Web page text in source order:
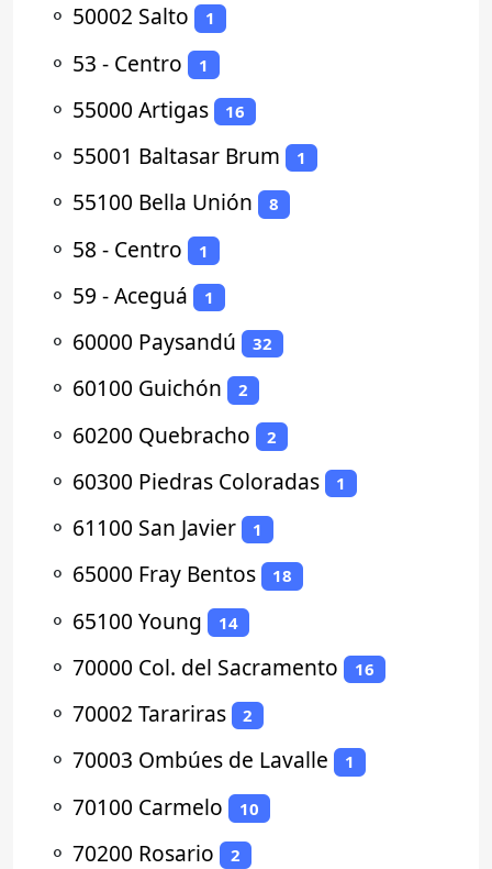
⚬ 50002 Salto 1
⚬ 53 - Centro 1
⚬ 55000 Artigas 16
⚬ 55001 Baltasar Brum 1
⚬ 55100 Bella Unión 8
⚬ 58 - Centro 1
⚬ 59 - Aceguá 1
⚬ 60000 Paysandú 32
⚬ 60100 Guichón 2
⚬ 60200 Quebracho 2
⚬ 60300 Piedras Coloradas 1
⚬ 61100 San Javier 1
⚬ 65000 Fray Bentos 18
⚬ 65100 Young 14
⚬ 70000 Col. del Sacramento 16
⚬ 70002 Tarariras 2
⚬ 70003 Ombúes de Lavalle 1
⚬ 70100 Carmelo 10
⚬ 70200 Rosario 2